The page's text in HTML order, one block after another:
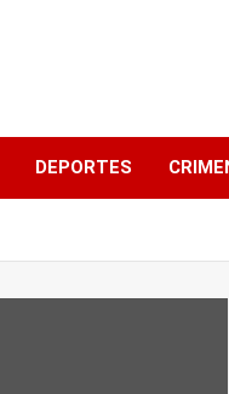
DEPORTES